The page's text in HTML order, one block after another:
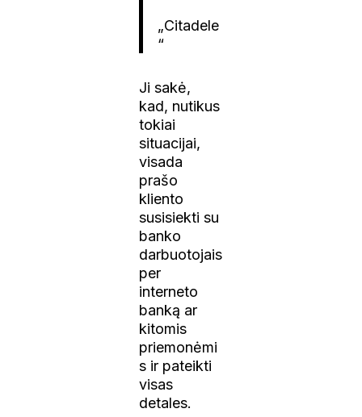
„Citadele
“
Ji sakė,
kad, nutikus
tokiai
situacijai,
visada
prašo
kliento
susisiekti su
banko
darbuotojais
per
interneto
banką ar
kitomis
priemonėmi
s ir pateikti
visas
detales.